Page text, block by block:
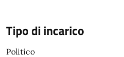
Tipo di incarico
Politico